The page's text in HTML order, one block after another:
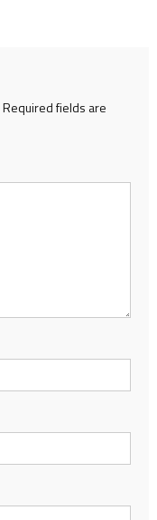
Required fields are